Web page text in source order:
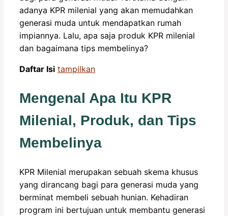
adanya KPR milenial yang akan memudahkan
generasi muda untuk mendapatkan rumah
impiannya. Lalu, apa saja produk KPR milenial
dan bagaimana tips membelinya?
Daftar Isi tampilkan
Mengenal Apa Itu KPR
Milenial, Produk, dan Tips
Membelinya
KPR Milenial merupakan sebuah skema khusus
yang dirancang bagi para generasi muda yang
berminat membeli sebuah hunian. Kehadiran
program ini bertujuan untuk membantu generasi